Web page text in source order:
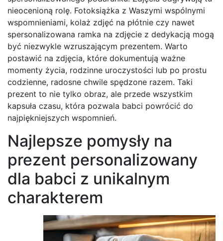
nieocenioną rolę. Fotoksiążka z Waszymi wspólnymi
wspomnieniami, kolaż zdjęć na płótnie czy nawet
spersonalizowana ramka na zdjęcie z dedykacją mogą
być niezwykle wzruszającym prezentem. Warto
postawić na zdjęcia, które dokumentują ważne
momenty życia, rodzinne uroczystości lub po prostu
codzienne, radosne chwile spędzone razem. Taki
prezent to nie tylko obraz, ale przede wszystkim
kapsuła czasu, która pozwala babci powrócić do
najpiękniejszych wspomnień.
Najlepsze pomysły na
prezent personalizowany
dla babci z unikalnym
charakterem